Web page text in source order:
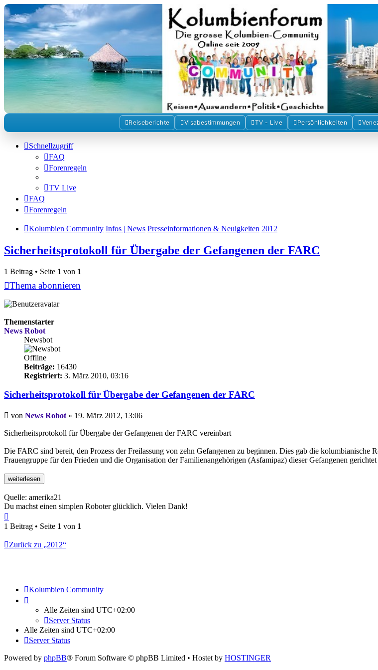
Kolumbienforum - Das grosse Forum der Freunde
Reisen, Auswandern, Kultur, Politik, Geschichte und Visum in Kolumbien und Venezuela. Austausch, Erfahrungen
Zum Inhalt
Reiseberichte Visabestimmungen TV - Live Persönlichkeiten
Schnellzugriff
FAQ
Forenregeln
TV Live
FAQ
Forenregeln
Kolumbien Community Infos | News Presseinformationen & Neuigkeiten 2012
Sicherheitsprotokoll für Übergabe der Gefangenen der FARC
1 Beitrag • Seite 1 von 1
Thema abonnieren
Themenstarter
News Robot
Newsbot
Offline
Beiträge: 16430
Registriert: 3. März 2010, 03:16
Sicherheitsprotokoll für Übergabe der Gefangenen der FARC
Beitrag
von News Robot » 19. März 2012, 13:06
Sicherheitsprotokoll für Übergabe der Gefangenen der FARC vereinbart
Die FARC sind bereit, den Prozess der Freilassung von zehn Gefangenen zu beginnen. Dies gab die kolumbianische
Frauengruppe für den Frieden und die Organisation der Familienangehörigen (Asfamipaz) dieser Gefangenen gerichtet
Quelle: amerika21
Du machst einen simplen Roboter glücklich. Vielen Dank!
oben
1 Beitrag • Seite 1 von 1
Zurück zu „2012“
Kolumbien Community
Alle Zeiten sind UTC+02:00
Server Status
Alle Zeiten sind UTC+02:00
Server Status
Powered by phpBB® Forum Software © phpBB Limited • Hostet by HOSTINGER